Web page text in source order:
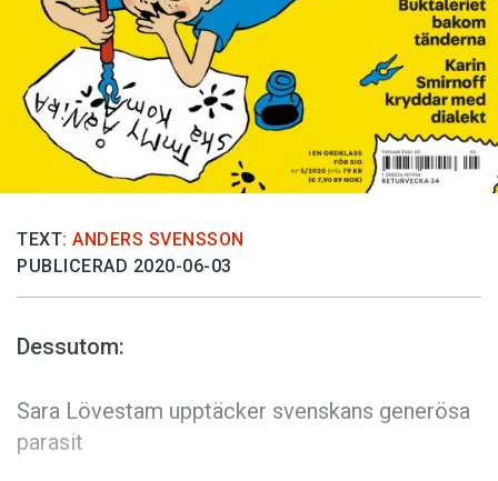
TEXT: ANDERS SVENSSON
PUBLICERAD 2020-06-03
Dessutom:
Sara Lövestam upptäcker svenskans generösa
parasit